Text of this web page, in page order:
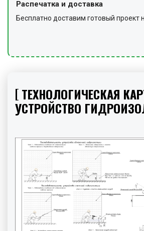
Распечатка и доставка
Бесплатно доставим готовый проект
ТЕХНОЛОГИЧЕСКАЯ
УСТРОЙСТВО